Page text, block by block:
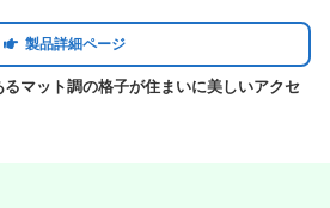
製品詳細ページ
マット調の格子が住まいに美しいアクセ